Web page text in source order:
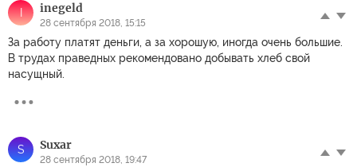
I inegeld
28 сентября 2018, 15:15
За работу платят деньги, а за хорошую, иногда очень большие.
В трудах праведных рекомендовано добывать хлеб свой
насущный.
S Suxar
28 сентября 2018, 19:47